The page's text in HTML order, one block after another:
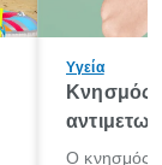
Υγεία
Κνησμός:
Ο κνησμός